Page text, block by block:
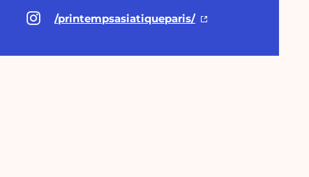
/printempsasiatiqueparis/